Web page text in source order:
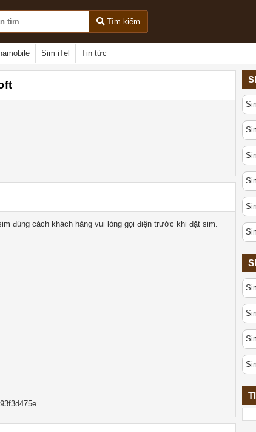
Tìm kiếm
Sim iTel Tin tức
đúng cách khách hàng vui lòng gọi điện trước khi đặt sim.